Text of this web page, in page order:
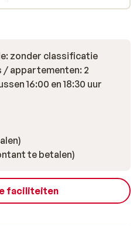
gezellige woonkamer.
mooi uitzicht op de witte
weer even op voor nog een
zonder classificatie
/ appartementen: 2
16:00 en 18:30 uur
te betalen)
faciliteiten